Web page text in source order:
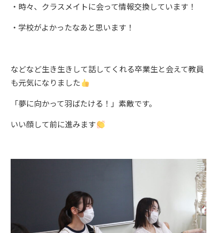
・時々、クラスメイトに会って情報交換しています！
・学校がよかったなあと思います！
などなど生き生きして話してくれる卒業生と会えて教員
も元気になりました
「夢に向かって羽ばたける！」素敵です。
いい顔して前に進みます